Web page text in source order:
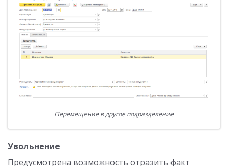
Перемещение в другое подразделение
Увольнение
Предусмотрена возможность отразить факт